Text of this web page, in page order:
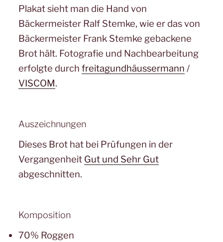
Plakat sieht man die Hand von
Bäckermeister Ralf Stemke, wie er das von
Bäckermeister Frank Stemke gebackene
Brot hält. Fotografie und Nachbearbeitung
erfolgte durch freitagundhäussermann /
VISCOM.
Auszeichnungen
Dieses Brot hat bei Prüfungen in der
Vergangenheit Gut und Sehr Gut
abgeschnitten.
Komposition
70% Roggen